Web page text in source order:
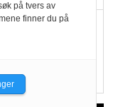
på tvers av
finner du på